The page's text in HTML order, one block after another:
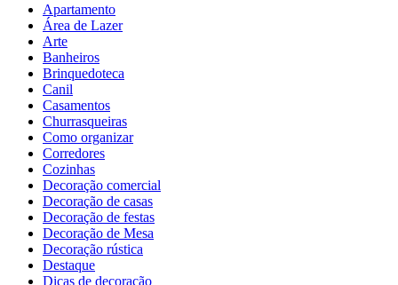
Apartamento
Área de Lazer
Arte
Banheiros
Brinquedoteca
Canil
Casamentos
Churrasqueiras
Como organizar
Corredores
Cozinhas
Decoração comercial
Decoração de casas
Decoração de festas
Decoração de Mesa
Decoração rústica
Destaque
Dicas de decoração